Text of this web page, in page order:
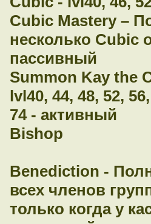
Cubic Mastery –
несколько Cubic
пассивный
Summon Kay the
lvl40, 44, 48, 52,
74 - активный
Bishop
Benediction -
всех членов
только когда у